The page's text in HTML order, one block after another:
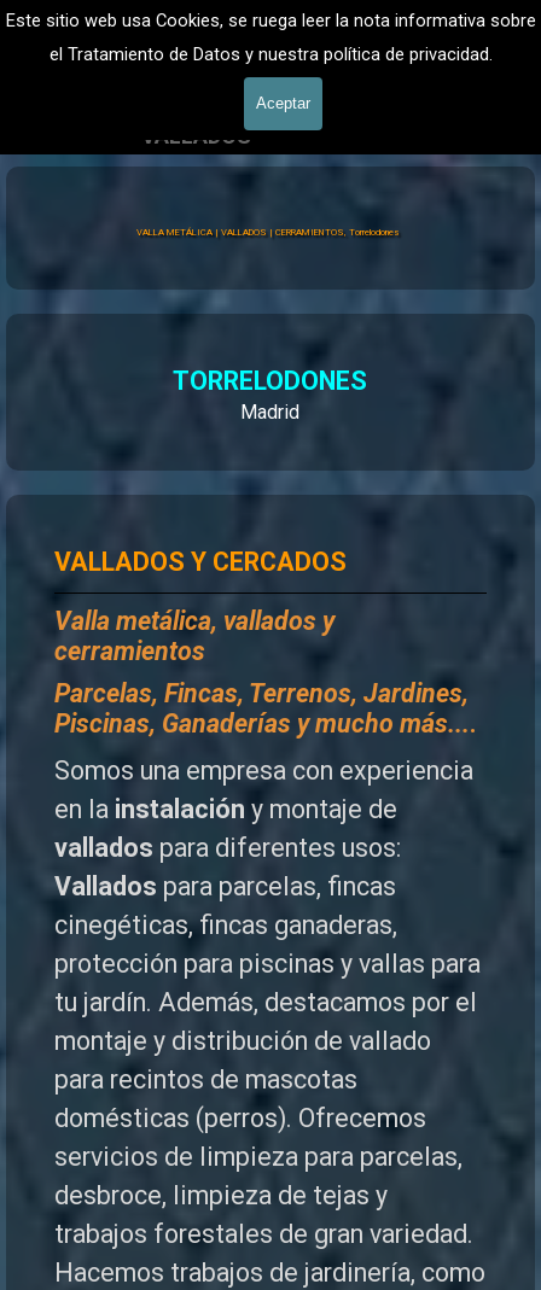
Este sitio web usa Cookies, se ruega leer la nota informativa sobre
el Tratamiento de Datos y nuestra política de privacidad.
Aceptar
Vaya al ContenidoVALLADOS METALICOS MADRID - VALLADO DE FINCAS
Valla Hercules, Vallado de fincas
VALLADOSVallados Jardín
VALLA METÁLICA | VALLADOS | CERRAMIENTOS, Torrelodones
TORRELODONES
Madrid
VALLADOS Y CERCADOS
Valla metálica, vallados y
cerramientos
Parcelas, Fincas, Terrenos, Jardines,
Piscinas, Ganaderías y mucho más....
Somos una empresa con experiencia
en la instalación y montaje de
vallados para diferentes usos:
Vallados para parcelas, fincas
cinegéticas, fincas ganaderas,
protección para piscinas y vallas para
tu jardín. Además, destacamos por el
montaje y distribución de vallado
para recintos de mascotas
domésticas (perros). Ofrecemos
servicios de limpieza para parcelas,
desbroce, limpieza de tejas y
trabajos forestales de gran variedad.
Hacemos trabajos de jardinería, como